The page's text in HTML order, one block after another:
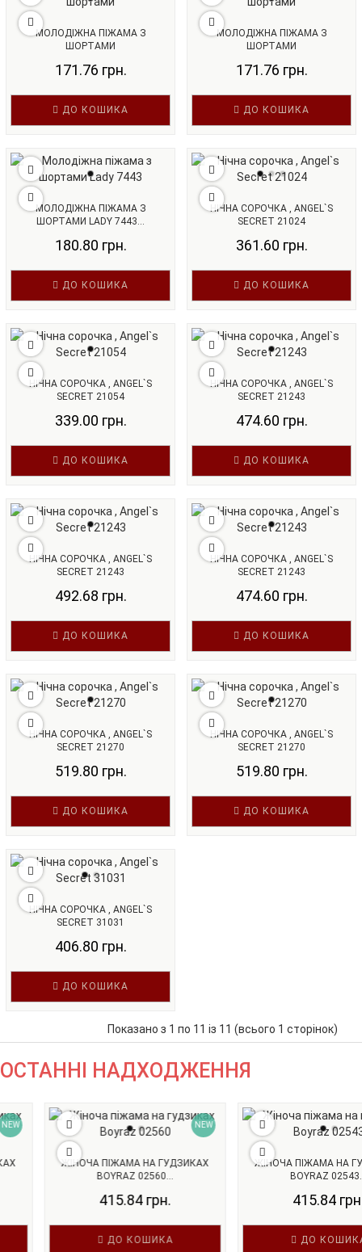
МОЛОДІЖНА ПІЖАМА З
ШОРТАМИ
171.76 грн.
ДО КОШИКА
МОЛОДІЖНА ПІЖАМА З
ШОРТАМИ
171.76 грн.
ДО КОШИКА
МОЛОДІЖНА ПІЖАМА З
ШОРТАМИ LADY 7443...
180.80 грн.
ДО КОШИКА
НІЧНА СОРОЧКА , ANGEL`S
SECRET 21024
361.60 грн.
ДО КОШИКА
НІЧНА СОРОЧКА , ANGEL`S
SECRET 21054
339.00 грн.
ДО КОШИКА
НІЧНА СОРОЧКА , ANGEL`S
SECRET 21243
474.60 грн.
ДО КОШИКА
НІЧНА СОРОЧКА , ANGEL`S
SECRET 21243
492.68 грн.
ДО КОШИКА
НІЧНА СОРОЧКА , ANGEL`S
SECRET 21243
474.60 грн.
ДО КОШИКА
НІЧНА СОРОЧКА , ANGEL`S
SECRET 21270
519.80 грн.
ДО КОШИКА
НІЧНА СОРОЧКА , ANGEL`S
SECRET 21270
519.80 грн.
ДО КОШИКА
НІЧНА СОРОЧКА , ANGEL`S
SECRET 31031
406.80 грн.
ДО КОШИКА
Показано з 1 по 11 із 11 (всього 1 сторінок)
ОСТАННІ НАДХОДЖЕННЯ
NEW
ЖІНОЧА ПІЖАМА НА ГУДЗИКАХ
BOYRAZ 02560...
415.84 грн.
ДО КОШИКА
ЖІНОЧА ПІЖАМА НА
BOYRAZ 02543...
415.84 грн.
ДО КОШИКА